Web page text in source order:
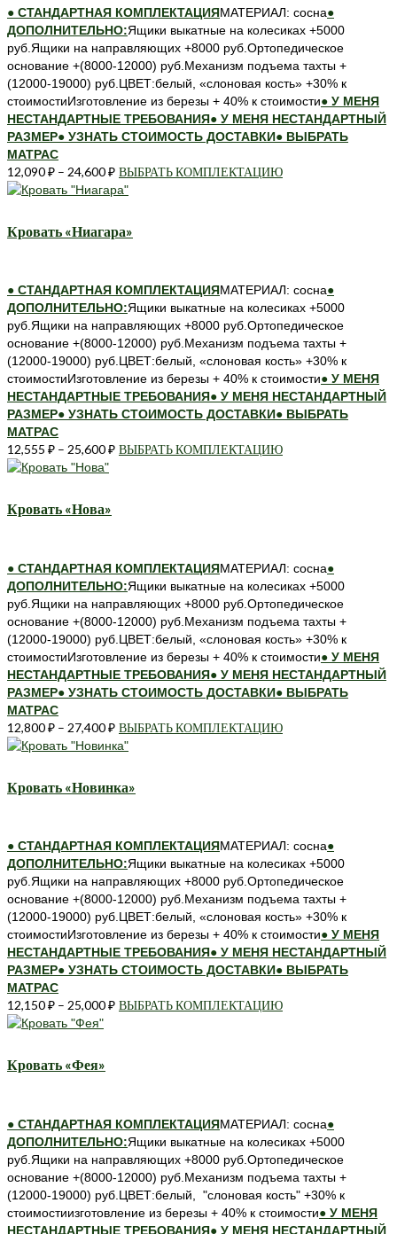
выбрать
на
странице
товара.
● СТАНДАРТНАЯ КОМПЛЕКТАЦИЯМАТЕРИАЛ: сосна●
ДОПОЛНИТЕЛЬНО:Ящики выкатные на колесиках +5000
руб.Ящики на направляющих +8000 руб.Ортопедическое
основание +(8000-12000) руб.Механизм подъема тахты +
(12000-19000) руб.ЦВЕТ:белый, «слоновая кость» +30% к
стоимостиИзготовление из березы + 40% к стоимости● У МЕНЯ
НЕСТАНДАРТНЫЕ ТРЕБОВАНИЯ● У МЕНЯ НЕСТАНДАРТНЫЙ
РАЗМЕР● УЗНАТЬ СТОИМОСТЬ ДОСТАВКИ● ВЫБРАТЬ
МАТРАС
12,090₽ – 24,600₽ ВЫБРАТЬ КОМПЛЕКТАЦИЮЭтот
выбрать
на
странице
товара.
Кровать «Ниагара»
● СТАНДАРТНАЯ КОМПЛЕКТАЦИЯМАТЕРИАЛ: сосна●
ДОПОЛНИТЕЛЬНО:Ящики выкатные на колесиках +5000
руб.Ящики на направляющих +8000 руб.Ортопедическое
основание +(8000-12000) руб.Механизм подъема тахты +
(12000-19000) руб.ЦВЕТ:белый, «слоновая кость» +30% к
стоимостиИзготовление из березы + 40% к стоимости● У МЕНЯ
НЕСТАНДАРТНЫЕ ТРЕБОВАНИЯ● У МЕНЯ НЕСТАНДАРТНЫЙ
РАЗМЕР● УЗНАТЬ СТОИМОСТЬ ДОСТАВКИ● ВЫБРАТЬ
МАТРАС
12,555 ₽ – 25,600₽ ВЫБРАТЬ КОМПЛЕКТАЦИЮЭтот
выбрать
на
странице
товара.
Кровать «Нова»
● СТАНДАРТНАЯ КОМПЛЕКТАЦИЯМАТЕРИАЛ: сосна●
ДОПОЛНИТЕЛЬНО:Ящики выкатные на колесиках +5000
руб.Ящики на направляющих +8000 руб.Ортопедическое
основание +(8000-12000) руб.Механизм подъема тахты +
(12000-19000) руб.ЦВЕТ:белый, «слоновая кость» +30% к
стоимостиИзготовление из березы + 40% к стоимости● У МЕНЯ
НЕСТАНДАРТНЫЕ ТРЕБОВАНИЯ● У МЕНЯ НЕСТАНДАРТНЫЙ
РАЗМЕР● УЗНАТЬ СТОИМОСТЬ ДОСТАВКИ● ВЫБРАТЬ
МАТРАС
12,800₽ – 27,400₽ ВЫБРАТЬ КОМПЛЕКТАЦИЮЭтот
выбрать
на
странице
товара.
Кровать «Новинка»
● СТАНДАРТНАЯ КОМПЛЕКТАЦИЯМАТЕРИАЛ: сосна●
ДОПОЛНИТЕЛЬНО:Ящики выкатные на колесиках +5000
руб.Ящики на направляющих +8000 руб.Ортопедическое
основание +(8000-12000) руб.Механизм подъема тахты +
(12000-19000) руб.ЦВЕТ:белый, «слоновая кость» +30% к
стоимостиИзготовление из березы + 40% к стоимости● У МЕНЯ
НЕСТАНДАРТНЫЕ ТРЕБОВАНИЯ● У МЕНЯ НЕСТАНДАРТНЫЙ
РАЗМЕР● УЗНАТЬ СТОИМОСТЬ ДОСТАВКИ● ВЫБРАТЬ
МАТРАС
12,150₽ – 25,000₽ ВЫБРАТЬ КОМПЛЕКТАЦИЮЭтот
выбрать
на
странице
товара.
Кровать «Фея»
● СТАНДАРТНАЯ КОМПЛЕКТАЦИЯМАТЕРИАЛ: сосна●
ДОПОЛНИТЕЛЬНО:Ящики выкатные на колесиках +5000
руб.Ящики на направляющих +8000 руб.Ортопедическое
основание +(8000-12000) руб.Механизм подъема тахты +
(12000-19000) руб.ЦВЕТ:белый, "слоновая кость" +30% к
стоимостиизготовление из березы + 40% к стоимости● У МЕНЯ
НЕСТАНДАРТНЫЕ ТРЕБОВАНИЯ● У МЕНЯ НЕСТАНДАРТНЫЙ